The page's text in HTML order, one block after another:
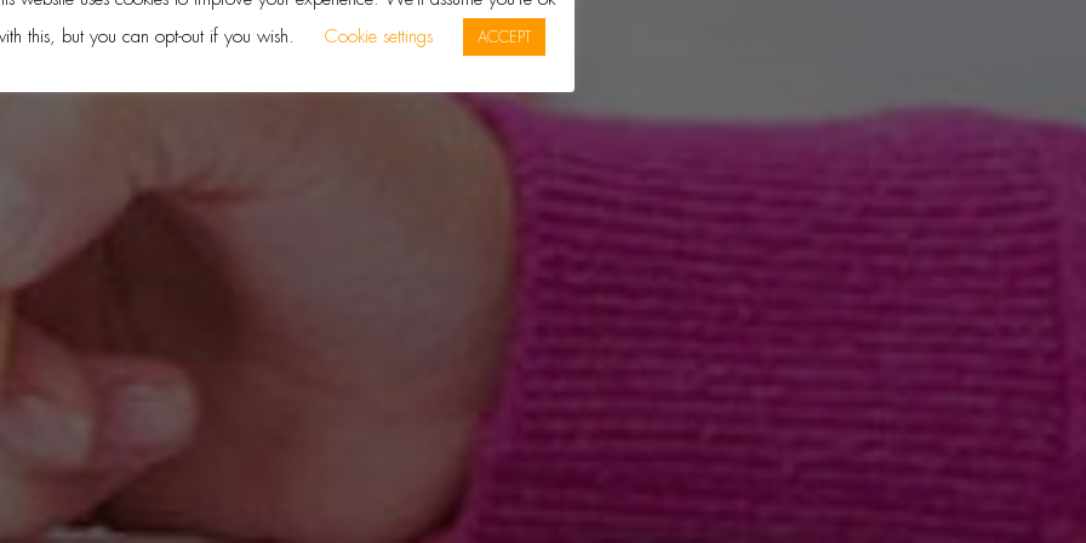
this, but you can opt-out if you wish.
Cookie settings ACCEPT